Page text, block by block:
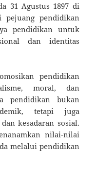
31 Agustus 1897 di
pejuang pendidikan
pendidikan untuk
dan identitas
pendidikan
moral, dan
pendidikan bukan
tetapi juga
kesadaran sosial.
nilai-nilai
melalui pendidikan